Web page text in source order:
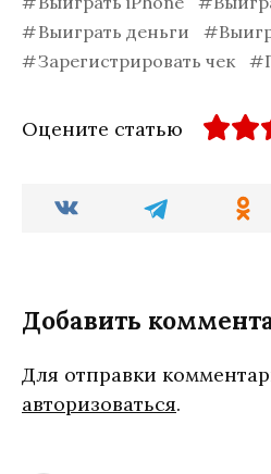
Выиграть деньги
Зарегистрировать чек
Оцените статью
Добавить
Для отправки
авторизоваться.